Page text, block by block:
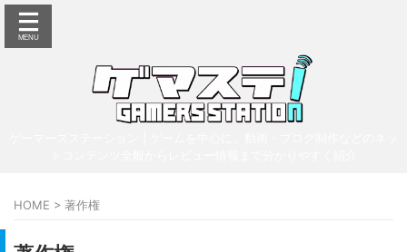
HOME > 著作権